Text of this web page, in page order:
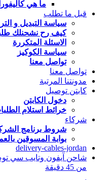
ما هي
قبل ما تطلب
سياسة التبديل و
كيف رح نشحنلك
الاسئلة المتكررة
سياسة الكوكيز
تواصل معنا
تواصل معنا
مدونتنا المرتبة
كابتن توصيل
دخول الكابتن
خرائط استلام
شركاء
شروط برنامج
بوابة المسوقين
delivery-cables-jordan
شاحن آيفون وتايب سي
من 45 دقيقة